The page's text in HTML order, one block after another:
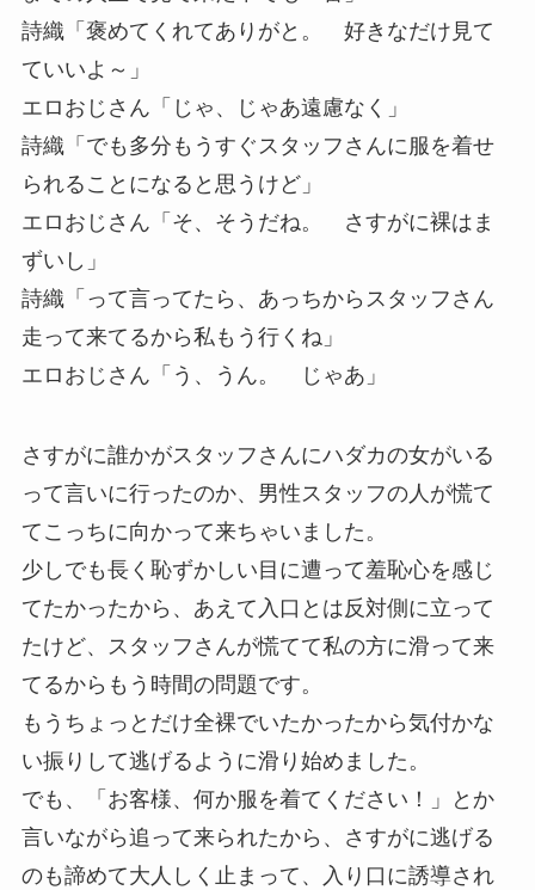
詩織「褒めてくれてありがと。 好きなだけ見て
ていいよ～」
エロおじさん「じゃ、じゃあ遠慮なく」
詩織「でも多分もうすぐスタッフさんに服を着せ
られることになると思うけど」
エロおじさん「そ、そうだね。 さすがに裸はま
ずいし」
詩織「って言ってたら、あっちからスタッフさん
走って来てるから私もう行くね」
エロおじさん「う、うん。 じゃあ」
さすがに誰かがスタッフさんにハダカの女がいる
って言いに行ったのか、男性スタッフの人が慌て
てこっちに向かって来ちゃいました。
少しでも長く恥ずかしい目に遭って羞恥心を感じ
てたかったから、あえて入口とは反対側に立って
たけど、スタッフさんが慌てて私の方に滑って来
てるからもう時間の問題です。
もうちょっとだけ全裸でいたかったから気付かな
い振りして逃げるように滑り始めました。
でも、「お客様、何か服を着てください！」とか
言いながら追って来られたから、さすがに逃げる
のも諦めて大人しく止まって、入り口に誘導され